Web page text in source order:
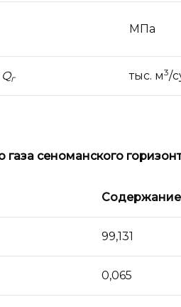
МПа
Qг тыс. м3/
газа сеноманского
99,131
0,065